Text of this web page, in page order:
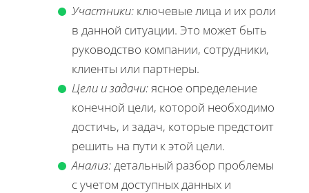
Участники: ключевые лица и их роли
в данной ситуации. Это может быть
руководство компании, сотрудники,
клиенты или партнеры.
Цели и задачи:ясное определение
конечной цели, которой необходимо
достичь, и задач, которые предстоит
решить на пути к этой цели.
Анализ:детальный разбор проблемы
с учетом доступных данных и